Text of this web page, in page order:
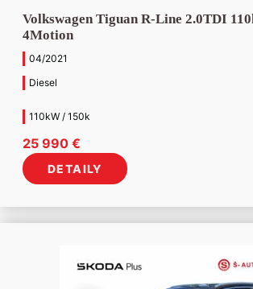
Volkswagen Tiguan R-Line 2.0TDI
4Motion
04/2021
Diesel
110kW / 150k
25 990 €
DETAILY